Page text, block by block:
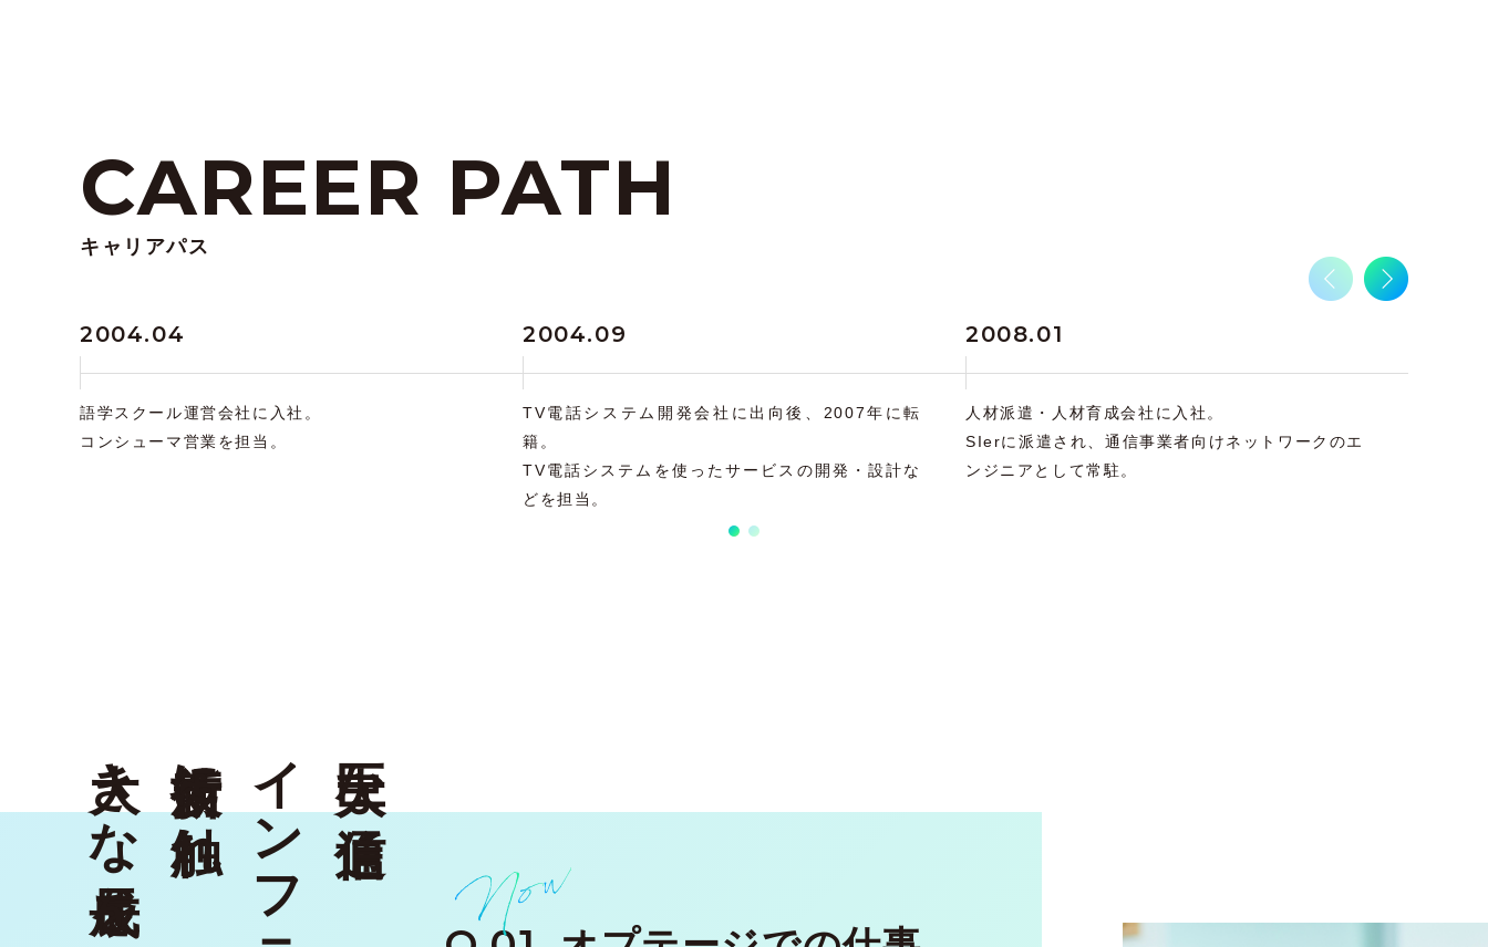
CAREER PATH
キャリアパス
2004.04
語学スクール運営会社に入社。
コンシューマ営業を担当。
2004.09
TV電話システム開発会社に出向後、2007年に転
籍。
TV電話システムを使ったサービスの開発・設計な
どを担当。
2008.01
人材派遣・人材育成会社に入社。
SIerに派遣され、通信事業者向けネットワークのエ
ンジニアとして常駐。
巨大な通信
新技術に触れ
大きな成長を実感